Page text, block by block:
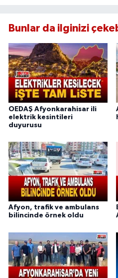
Bunlar da ilginizi
OEDAŞ Afyonkarahisar ili
elektrik kesintileri
duyurusu
Afyon, trafik ve ambulans
bilincinde örnek oldu